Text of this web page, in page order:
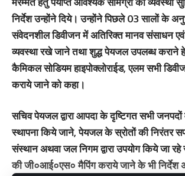
निर्देश उन्होंने दिये। उन्होंने पिछले 03 सालों के
संवेदनशील डिवीजन में अतिरिक्त मानव संसाधन एवं
व्यवस्था रखे जाने तथा शुद्ध पेयजल उपलब्ध
कैमिकल सोडियम हाइपोक्लोराईड, एलम सभी
कराये जाने को कहा।
सचिव पेयजल द्वारा आपदा के दृष्टिगत सभी
स्थापना किये जाने, पेयजल के स्रोतों की निरंतर
संस्थान अथवा जल निगम द्वारा उपयोग किये जा
की जी०आई०एस० मैपिंग कराये जाने के भी निर्देश